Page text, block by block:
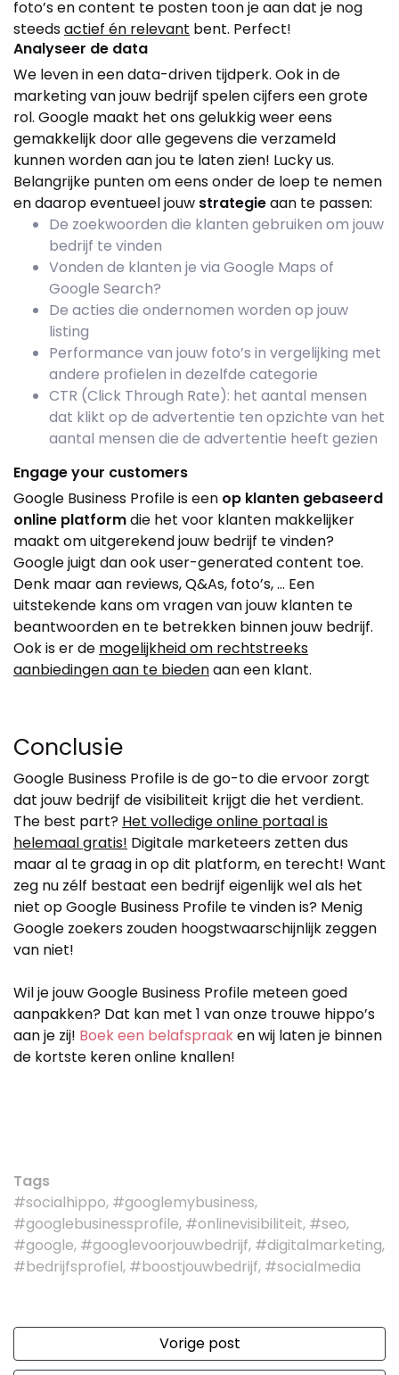
foto’s en content te posten toon je aan dat je nog
steedsactief én relevant bent. Perfect!
Analyseer de data
We leven in een data-driven tijdperk. Ook in de
marketing van jouw bedrijf spelen cijfers een grote
rol. Google maakt het ons gelukkig weer eens
gemakkelijk door alle gegevens die verzameld
kunnen worden aan jou te laten zien! Lucky us.
Belangrijke punten om eens onder de loep te nemen
en daarop eventueel jouw strategieaan te passen:
De zoekwoorden die klanten gebruiken om jouw
bedrijf te vinden
Vonden de klanten je via Google Maps of
Google Search?
De acties die ondernomen worden op jouw
listing
Performance van jouw foto’s in vergelijking met
andere profielen in dezelfde categorie
CTR (Click Through Rate): het aantal mensen
dat klikt op de advertentie ten opzichte van het
aantal mensen die de advertentie heeft gezien
Engage your customers
Google Business Profile is een op klanten gebaseerd
online platformdie het voor klanten makkelijker
maakt om uitgerekend jouw bedrijf te vinden?
Google juigt dan ook user-generated content toe.
Denk maar aan reviews, Q&As, foto’s, … Een
uitstekende kans om vragen van jouw klanten te
beantwoorden en te betrekken binnen jouw bedrijf.
Ook is er de mogelijkheid om rechtstreeks
aanbiedingen aan te biedenaan een klant.
Conclusie
Google Business Profile is de go-to die ervoor zorgt
dat jouw bedrijf de visibiliteit krijgt die het verdient.
The best part? Het volledige online portaal is
helemaal gratis! Digitale marketeers zetten dus
maar al te graag in op dit platform, en terecht! Want
zeg nu zélf bestaat een bedrijf eigenlijk wel als het
niet op Google Business Profile te vinden is? Menig
Google zoekers zouden hoogstwaarschijnlijk zeggen
van niet!
Wil je jouw Google Business Profile meteen goed
aanpakken? Dat kan met 1 van onze trouwe hippo’s
aan je zij! Boek een belafspraaken wij laten je binnen
de kortste keren online knallen!
Tags
#socialhippo, #googlemybusiness,
#googlebusinessprofile, #onlinevisibiliteit, #seo,
#google, #googlevoorjouwbedrijf, #digitalmarketing,
#bedrijfsprofiel, #boostjouwbedrijf, #socialmedia
Vorige post